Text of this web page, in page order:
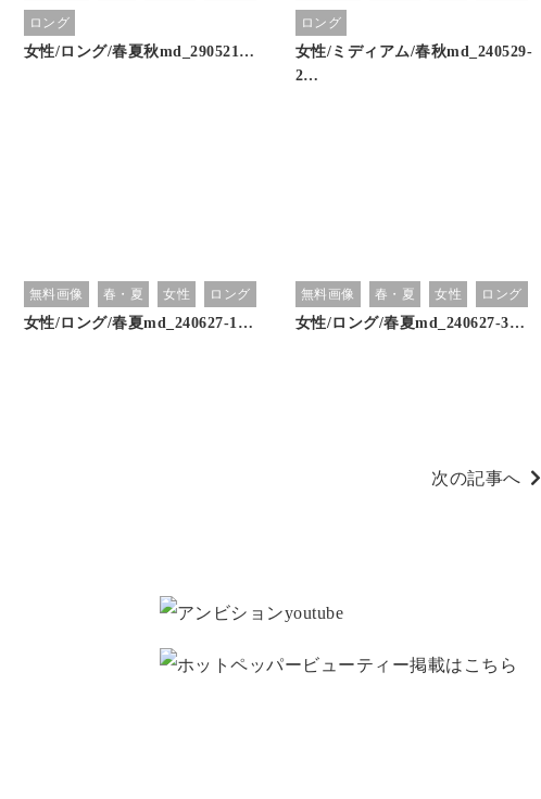
ロング
女性/ロング/春夏秋md_290521…
ロング
女性/ミディアム/春秋md_240529-
2…
無料画像 春・夏 女性 ロング
女性/ロング/春夏md_240627-1…
無料画像 春・夏 女性 ロング
女性/ロング/春夏md_240627-3…
次の記事へ